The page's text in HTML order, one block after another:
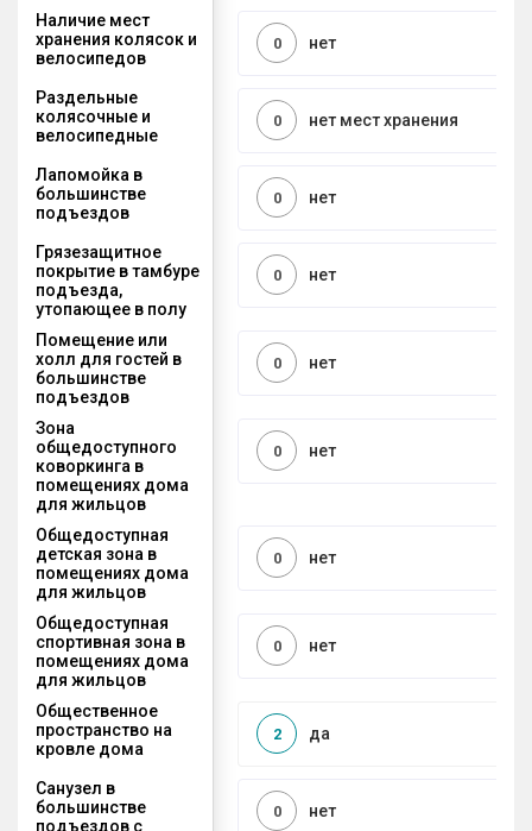
Наличие мест
хранения колясок и
велосипедов
нет
0
Раздельные
колясочные и
велосипедные
нет мест хранения
0
Лапомойка в
большинстве
подъездов
нет
0
Грязезащитное
покрытие в тамбуре
подъезда,
утопающее в полу
нет
0
Помещение или
холл для гостей в
большинстве
подъездов
нет
0
Зона
общедоступного
коворкинга в
помещениях дома
для жильцов
нет
0
Общедоступная
детская зона в
помещениях дома
для жильцов
нет
0
Общедоступная
спортивная зона в
помещениях дома
для жильцов
нет
0
Общественное
пространство на
кровле дома
да
2
Санузел в
большинстве
подъездов с
нет
0